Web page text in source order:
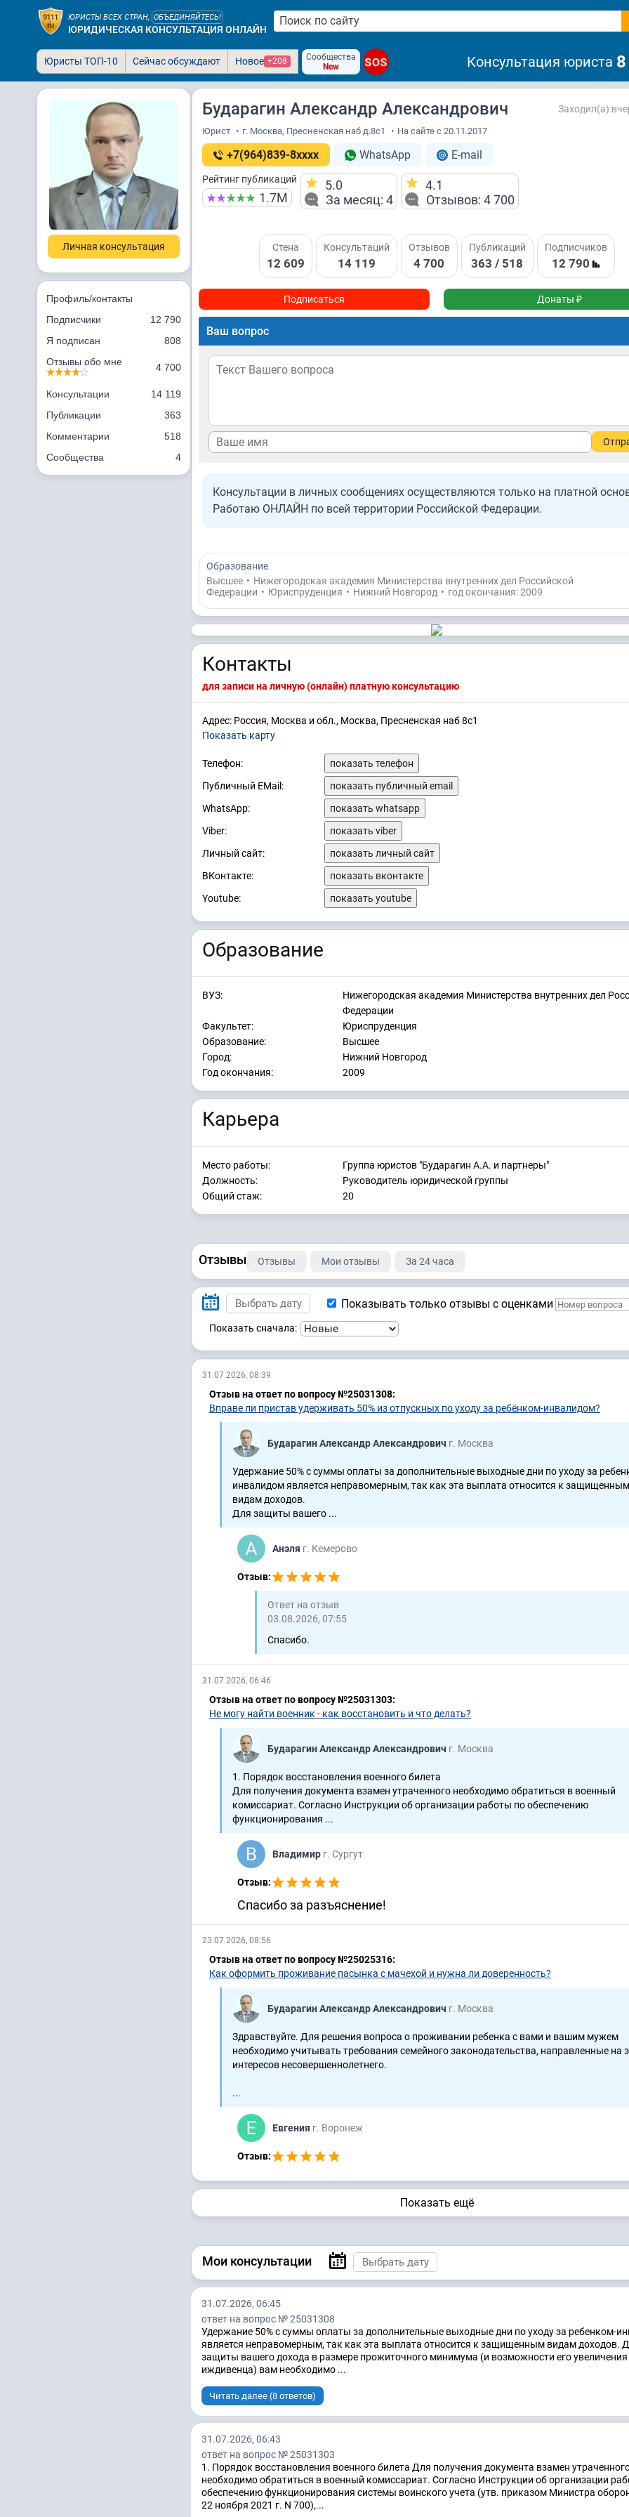
ЮРИСТЫ ВСЕХ СТРАН, ОБЪЕДИНЯЙТЕСЬ!
ЮРИДИЧЕСКАЯ КОНСУЛЬТАЦИЯ ОНЛАЙН
Юристы ТОП-10 Сейчас обсуждают Новое +208
Сообщества
New
SOS Консультация юриста
Личная консультация
Профиль/контакты
Подписчики
12 790
Я подписан
808
Отзывы обо мне
4 700
Консультации
14 119
Публикации
363
Комментарии
518
Сообщества
4
Бударагин Александр Александрович
Юрист • г. Москва, Пресненская наб д.8с1 • На сайте с 20.11.2017
+7(964)839-8xxxx WhatsApp E-mail
Рейтинг публикаций
1.7М
5.0
За месяц: 4
4.1
Отзывов: 4 700
Стена
12 609
Консультаций
14 119
Отзывов
4 700
Публикаций
363 / 518
Подписчиков
12 790
Подписаться Донаты ₽
Ваш вопрос
Консультации в личных сообщениях осуществляются только на платной
Работаю ОНЛАЙН по всей территории Российской Федерации.
Образование
Высшее • Нижегородская академия Министерства внутренних дел Российской
Федерации • Юриспруденция • Нижний Новгород • год окончания: 2009
Контакты
для записи на личную (онлайн) платную консультацию
Адрес: Россия, Москва и обл., Москва, Пресненская наб 8с1
Показать карту
Телефон:
показать телефон
Публичный EMail:
показать публичный email
WhatsApp:
показать whatsapp
Viber:
показать viber
Личный сайт:
показать личный сайт
ВКонтакте:
показать вконтакте
Youtube:
показать youtube
Образование
ВУЗ:
Нижегородская академия Министерства внутренних дел
Федерации
Факультет:
Юриспруденция
Образование:
Высшее
Город:
Нижний Новгород
Год окончания:
2009
Карьера
Место работы:
Группа юристов "Бударагин А.А. и партнеры"
Должность:
Руководитель юридической группы
Общий стаж:
20
Отзывы Отзывы Мои отзывы За 24 часа
Показывать только отзывы с оценками
Показать сначала:
31.07.2026, 08:39
Отзыв на ответ по вопросу №25031308:
Вправе ли пристав удерживать 50% из отпускных по уходу за ребёнком-инвалидом?
Бударагин Александр Александрович г. Москва
Удержание 50% с суммы оплаты за дополнительные выходные дни по уходу за
инвалидом является неправомерным, так как эта выплата относится к защищенным
видам доходов.
Для защиты вашего ...
Анэля г. Кемерово
Отзыв:
Ответ на отзыв
03.08.2026, 07:55
Спасибо.
31.07.2026, 06:46
Отзыв на ответ по вопросу №25031303:
Не могу найти военник - как восстановить и что делать?
Бударагин Александр Александрович г. Москва
1. Порядок восстановления военного билета
Для получения документа взамен утраченного необходимо обратиться в военный
комиссариат. Согласно Инструкции об организации работы по обеспечению
функционирования ...
Владимир г. Сургут
Отзыв:
Спасибо за разъяснение!
23.07.2026, 08:56
Отзыв на ответ по вопросу №25025316:
Как оформить проживание пасынка с мачехой и нужна ли доверенность?
Бударагин Александр Александрович г. Москва
Здравствуйте. Для решения вопроса о проживании ребенка с вами и вашим мужем
необходимо учитывать требования семейного законодательства, направленные на
интересов несовершеннолетнего.
...
Евгения г. Воронеж
Отзыв:
Показать ещё
Мои консультации
31.07.2026, 06:45
ответ на вопрос № 25031308
Удержание 50% с суммы оплаты за дополнительные выходные дни по уходу за ребенком-
является неправомерным, так как эта выплата относится к защищенным видам доходов.
защиты вашего дохода в размере прожиточного минимума (и возможности его увеличения
иждивенца) вам необходимо ...
Читать далее (8 ответов)
31.07.2026, 06:43
ответ на вопрос № 25031303
1. Порядок восстановления военного билета Для получения документа взамен
необходимо обратиться в военный комиссариат. Согласно Инструкции об организации
обеспечению функционирования системы воинского учета (утв. приказом Министра
22 ноября 2021 г. N 700),...